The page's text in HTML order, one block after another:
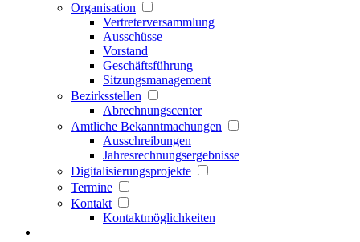
Organisation
Vertreterversammlung
Ausschüsse
Vorstand
Geschäftsführung
Sitzungsmanagement
Bezirksstellen
Abrechnungscenter
Amtliche Bekanntmachungen
Ausschreibungen
Jahresrechnungsergebnisse
Digitalisierungsprojekte
Termine
Kontakt
Kontaktmöglichkeiten